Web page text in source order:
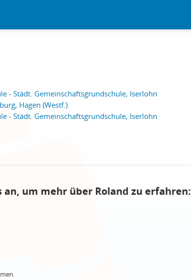
- Städt. Gemeinschaftsgrundschule, Iserlohn
Hagen (Westf.)
- Städt. Gemeinschaftsgrundschule, Iserlohn
an, um mehr über Roland zu erfahren: